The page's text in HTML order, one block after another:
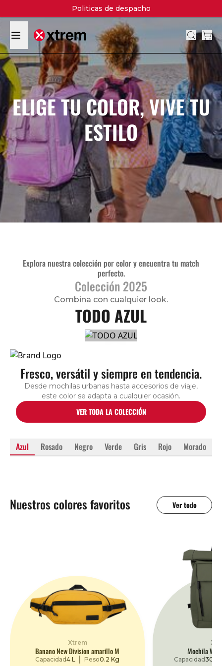
Politicas de despacho
ELIGE TU COLOR, VIVE TU
ESTILO
Explora nuestra colección por color y encuentra tu match
perfecto.
Colección 2025
Combina con cualquier look.
TODO AZUL
Fresco, versátil y siempre en tendencia.
Desde mochilas urbanas hasta accesorios de viaje,
este color se adapta a cualquier ocasión.
VER TODA LA COLECCIÓN
Azul Rosado Negro Verde Gris Rojo Morado
Nuestros colores favoritos Ver todo
Xtrem
Banano New Division amarillo M
Capacidad4 L Peso0.2 Kg
Mochila
Capacidad30 L